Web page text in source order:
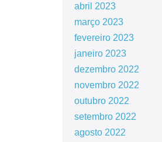
abril 2023
março 2023
fevereiro 2023
janeiro 2023
dezembro 2022
novembro 2022
outubro 2022
setembro 2022
agosto 2022